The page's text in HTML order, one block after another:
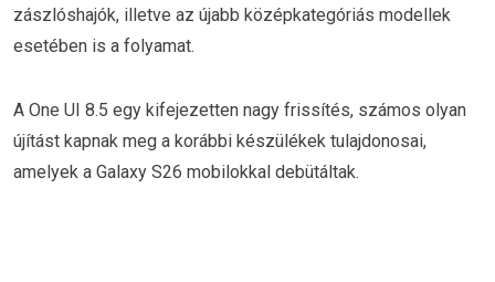
zászlóshajók, illetve az újabb középkategóriás modellek
esetében is a folyamat.
A One UI 8.5 egy kifejezetten nagy frissítés, számos olyan
újítást kapnak meg a korábbi készülékek tulajdonosai,
amelyek a Galaxy S26 mobilokkal debütáltak.